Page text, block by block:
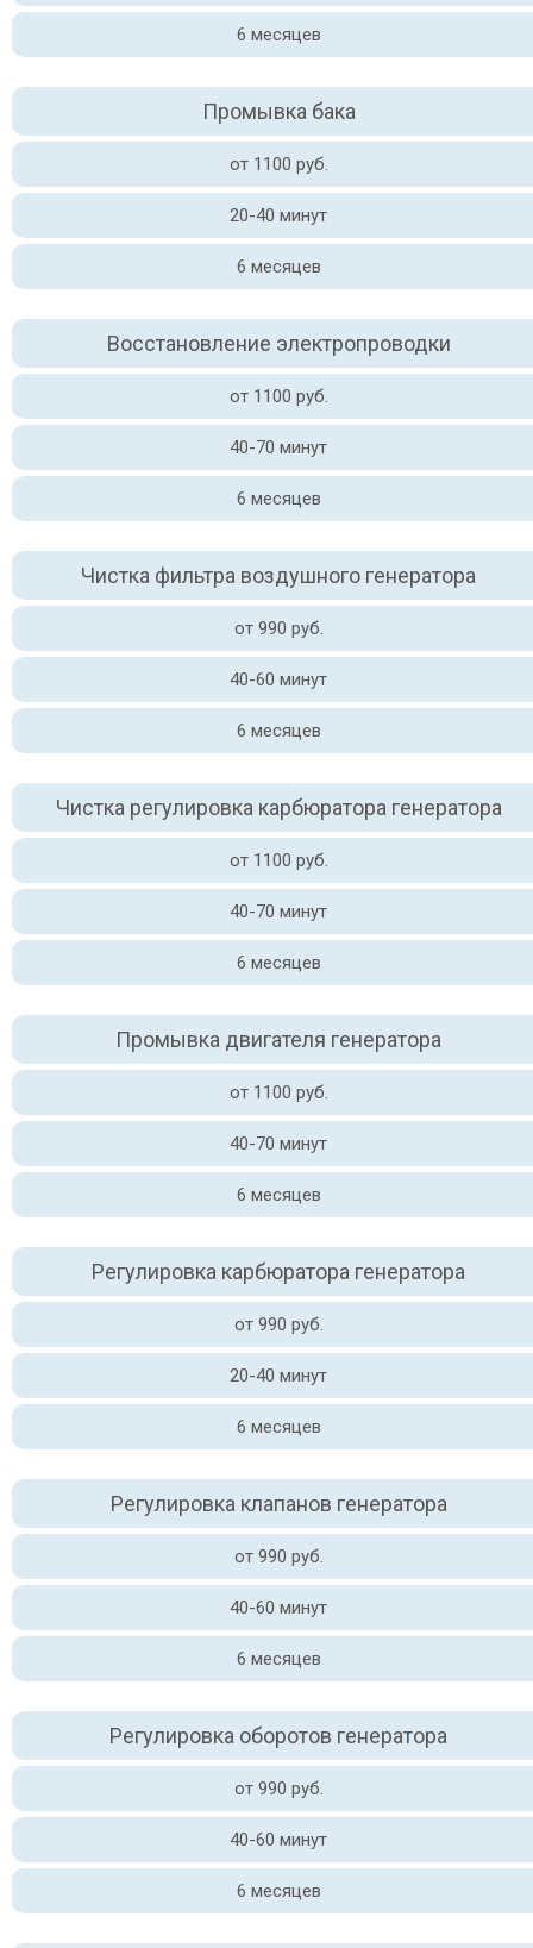
6 месяцев
Промывка бака
от 1100 руб.
20-40 минут
6 месяцев
Восстановление электропроводки
от 1100 руб.
40-70 минут
6 месяцев
Чистка фильтра воздушного генератора
от 990 руб.
40-60 минут
6 месяцев
Чистка регулировка карбюратора генератора
от 1100 руб.
40-70 минут
6 месяцев
Промывка двигателя генератора
от 1100 руб.
40-70 минут
6 месяцев
Регулировка карбюратора генератора
от 990 руб.
20-40 минут
6 месяцев
Регулировка клапанов генератора
от 990 руб.
40-60 минут
6 месяцев
Регулировка оборотов генератора
от 990 руб.
40-60 минут
6 месяцев